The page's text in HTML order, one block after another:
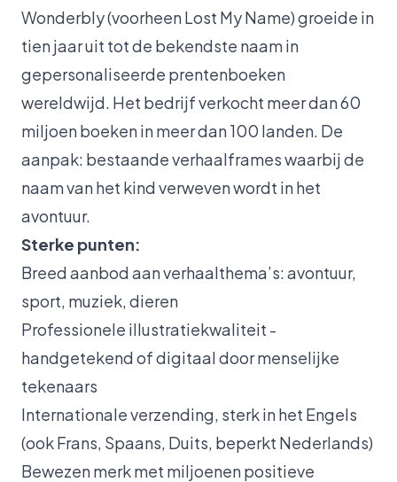
Wonderbly (voorheen Lost My Name) groeide in
tien jaar uit tot de bekendste naam in
gepersonaliseerde prentenboeken
wereldwijd. Het bedrijf verkocht meer dan 60
miljoen boeken in meer dan 100 landen. De
aanpak: bestaande verhaalframes waarbij de
naam van het kind verweven wordt in het
avontuur.
Sterke punten:
Breed aanbod aan verhaalthema’s: avontuur,
sport, muziek, dieren
Professionele illustratiekwaliteit -
handgetekend of digitaal door menselijke
tekenaars
Internationale verzending, sterk in het Engels
(ook Frans, Spaans, Duits, beperkt Nederlands)
Bewezen merk met miljoenen positieve